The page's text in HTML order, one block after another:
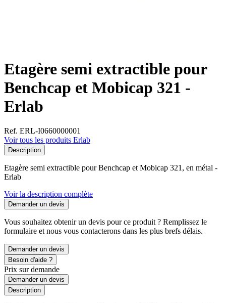
Etagère semi extractible pour
Benchcap et Mobicap 321 -
Erlab
Ref. ERL-I0660000001
Voir tous les produits Erlab
Description
Etagère semi extractible pour Benchcap et Mobicap 321, en métal -
Erlab
Voir la description complète
Demander un devis
Vous souhaitez obtenir un devis pour ce produit ? Remplissez le
formulaire et nous vous contacterons dans les plus brefs délais.
Demander un devis
Besoin d'aide ?
Prix sur demande
Demander un devis
Description